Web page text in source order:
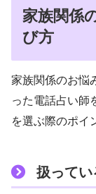
家族関係
び方
家族関係のお悩
った電話占い師
を選ぶ際のポイ
扱って